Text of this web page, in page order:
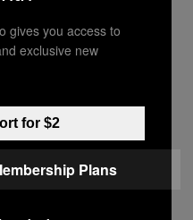
trabajar ni ir a la
trata de gente
gives you access to
exclusive new
for $2
Plans